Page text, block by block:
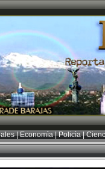
|Economìa|Policìa|